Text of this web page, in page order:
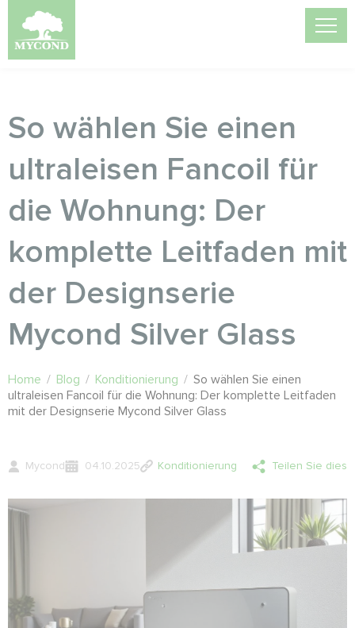
So wählen Sie einen
ultraleisen Fancoil für
die Wohnung: Der
komplette Leitfaden mit
der Designserie
Mycond Silver Glass
Home / Blog / Konditionierung / So wählen Sie einen
ultraleisen Fancoil für die Wohnung: Der komplette Leitfaden
mit der Designserie Mycond Silver Glass
Mycond 04.10.2025 Konditionierung Teilen Sie dies